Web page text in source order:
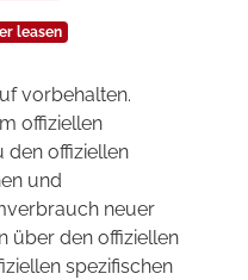
leasen
vorbehalten.
offiziellen
den offiziellen
und
neuer
über den offiziellen
spezifischen